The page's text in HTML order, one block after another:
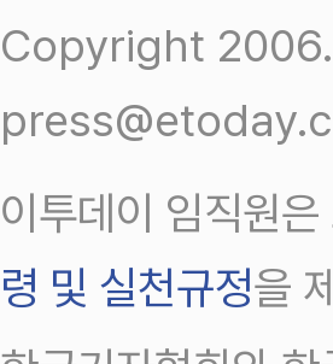
Copyright 2006.
이투데이 임직원
령 및 실천규정을